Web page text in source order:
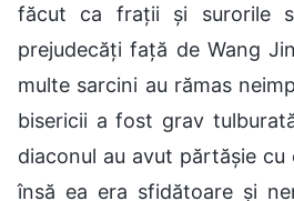
făcut ca frații și surorile
prejudecăți față de Wang
multe sarcini au rămas
bisericii a fost grav
diaconul au avut părtășie cu
însă ea era sfidătoare și